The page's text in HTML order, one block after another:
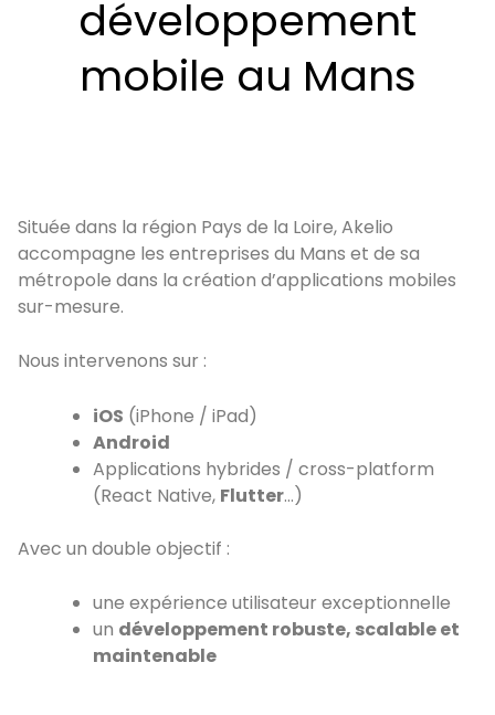
développement
mobile au Mans
Située dans la région Pays de la Loire, Akelio
accompagne les entreprises du Mans et de sa
métropole dans la création d’applications mobiles
sur-mesure.
Nous intervenons sur :
iOS (iPhone / iPad)
Android
Applications hybrides / cross-platform
(React Native, Flutter…)
Avec un double objectif :
une expérience utilisateur exceptionnelle
un développement robuste, scalable et
maintenable